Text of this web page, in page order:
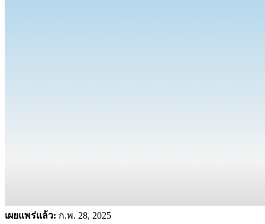
เผยแพร่แล้ว: ก.พ. 28, 2025